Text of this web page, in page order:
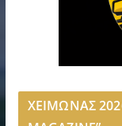
ΧΕΙΜΩΝΑΣ